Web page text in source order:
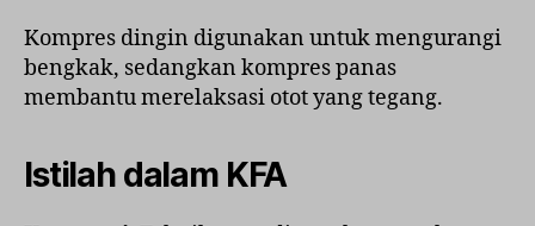
Kompres dingin digunakan untuk mengurangi
bengkak, sedangkan kompres panas
membantu merelaksasi otot yang tegang.
Istilah dalam KFA